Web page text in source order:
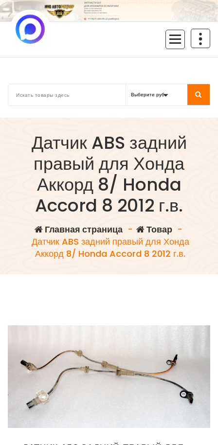
Перейти
к
содержимому
Датчик ABS задний
правый для Хонда
Аккорд 8/ Honda
Accord 8 2012 г.в.
Главная страница- Товар-
Датчик ABS задний правый для Хонда
Аккорд 8/ Honda Accord 8 2012 г.в.